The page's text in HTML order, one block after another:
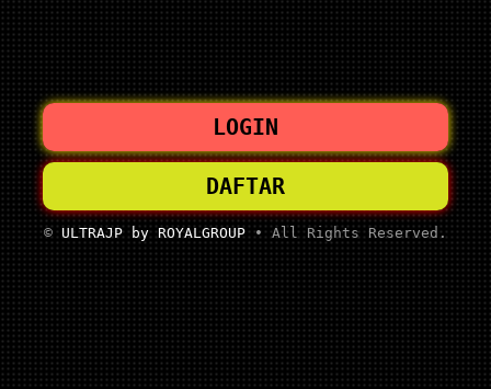
LOGIN
DAFTAR
© ULTRAJP by ROYALGROUP • All Rights Reserved.